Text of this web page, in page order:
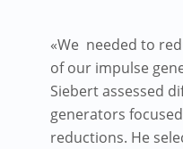
«We needed to
of our impulse
Siebert assessed
generators
reductions. He